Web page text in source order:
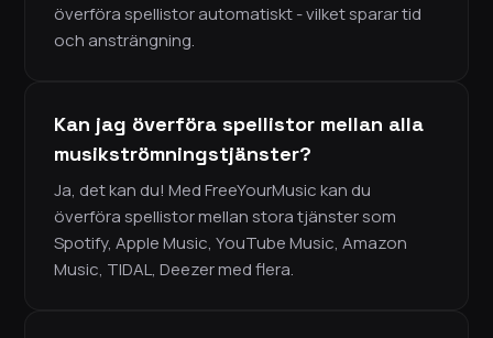
överföra spellistor automatiskt - vilket sparar tid
och ansträngning.
Kan jag överföra spellistor mellan alla
musikströmningstjänster?
Ja, det kan du! Med FreeYourMusic kan du
överföra spellistor mellan stora tjänster som
Spotify, Apple Music, YouTube Music, Amazon
Music, TIDAL, Deezer med flera.